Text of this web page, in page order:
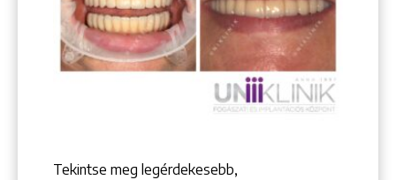
Tekintse meg legérdekesebb,